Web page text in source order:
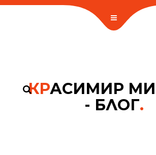
КРАСИМИР
- БЛОГ.